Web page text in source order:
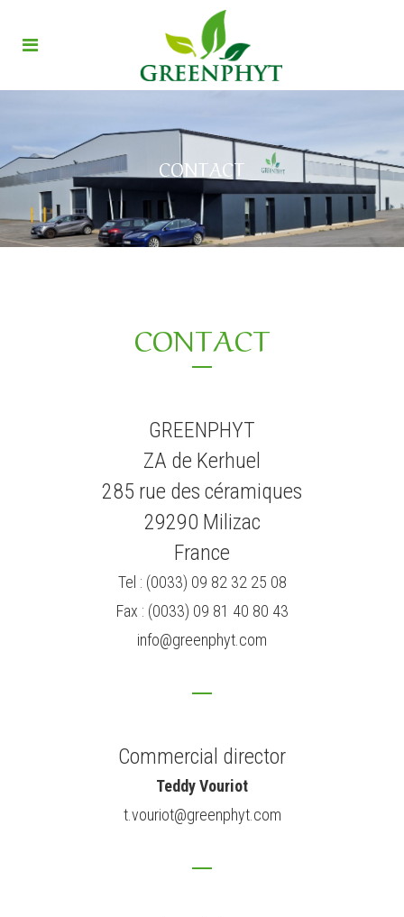
CONTACT
CONTACT
GREENPHYT
ZA de Kerhuel
285 rue des céramiques
29290 Milizac
France
Tel : (0033) 09 82 32 25 08
Fax : (0033) 09 81 40 80 43
info@greenphyt.com
Commercial director
Teddy Vouriot
t.vouriot@greenphyt.com